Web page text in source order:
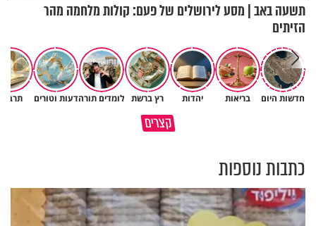
תשעה באב | מסע לירושלים של פעם: קולות מלחמה מהר
הזיתים
חדשות היום בריאות יהדות רץ ברשת לומדים תורהדעות וטורים
קצרים
תשתמש באהבה של השם לטובתך
פותחים פתח קטן - ומקבלים
כתבות נוספות